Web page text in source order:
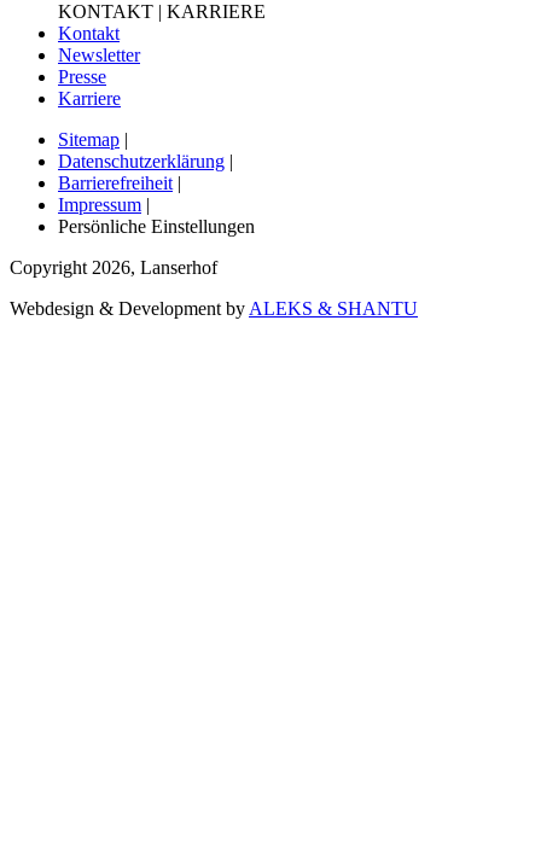
KONTAKT | KARRIERE
Kontakt
Newsletter
Presse
Karriere
Sitemap |
Datenschutzerklärung |
Barrierefreiheit |
Impressum |
Persönliche Einstellungen
Copyright 2026, Lanserhof
Webdesign & Development by ALEKS & SHANTU